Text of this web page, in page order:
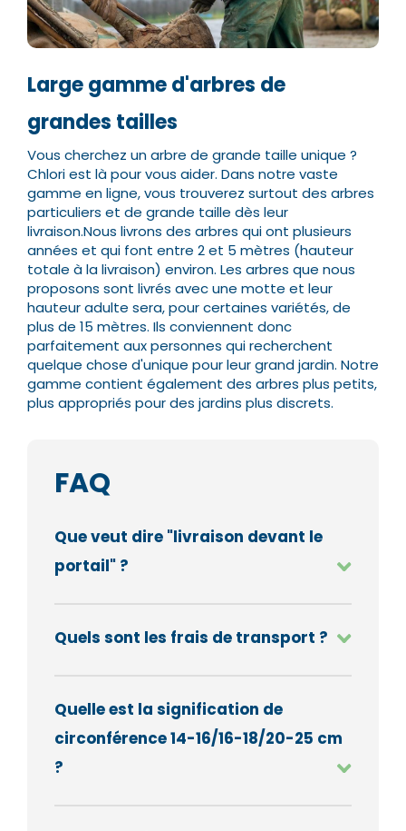
Large gamme d'arbres de
grandes tailles
Vous cherchez un arbre de grande taille unique ?
Chlori est là pour vous aider. Dans notre vaste
gamme en ligne, vous trouverez surtout des arbres
particuliers et de grande taille dès leur
livraison.Nous livrons des arbres qui ont plusieurs
années et qui font entre 2 et 5 mètres (hauteur
totale à la livraison) environ. Les arbres que nous
proposons sont livrés avec une motte et leur
hauteur adulte sera, pour certaines variétés, de
plus de 15 mètres. Ils conviennent donc
parfaitement aux personnes qui recherchent
quelque chose d'unique pour leur grand jardin. Notre
gamme contient également des arbres plus petits,
plus appropriés pour des jardins plus discrets.
FAQ
Que veut dire "livraison devant le
portail" ?
Quels sont les frais de transport ?
Quelle est la signification de
circonférence 14-16/16-18/20-25 cm
?